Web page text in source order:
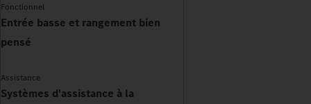
Fonctionnel
Entrée basse et rangement bien
pensé
Assistance
Systèmes d'assistance à la